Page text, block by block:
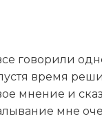
говорили
время
мнение и
мне